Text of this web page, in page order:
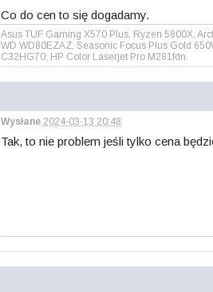
Co do cen to się dogadamy.
Asus TUF Gaming X570 Plus, Ryzen 5800X,
WD WD80EZAZ, Seasonic Focus Plus Gold
C32HG70; HP Color Laserjet Pro M281fdn.
Wysłane 2024-03-13 20:48
Tak, to nie problem jeśli tylko cena